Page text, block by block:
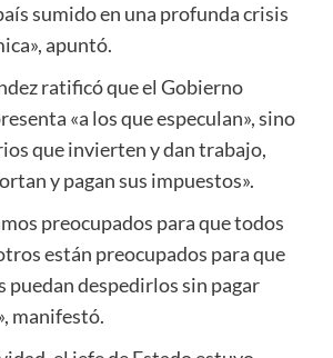
sumido en una profunda crisis
apuntó.
ratificó que el Gobierno
«a los que especulan», sino
que invierten y dan trabajo,
y pagan sus impuestos».
preocupados para que todos
están preocupados para que
puedan despedirlos sin pagar
manifestó.